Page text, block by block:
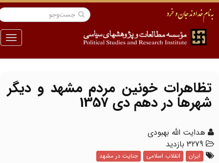
منو
تظاهرات خونین مردم مشهد و دیگر
شهرها در دهم دی 1357
هدایت الله بهبودی
3279 بازدید
ایران انقلاب اسلامی جنایت در مشهد